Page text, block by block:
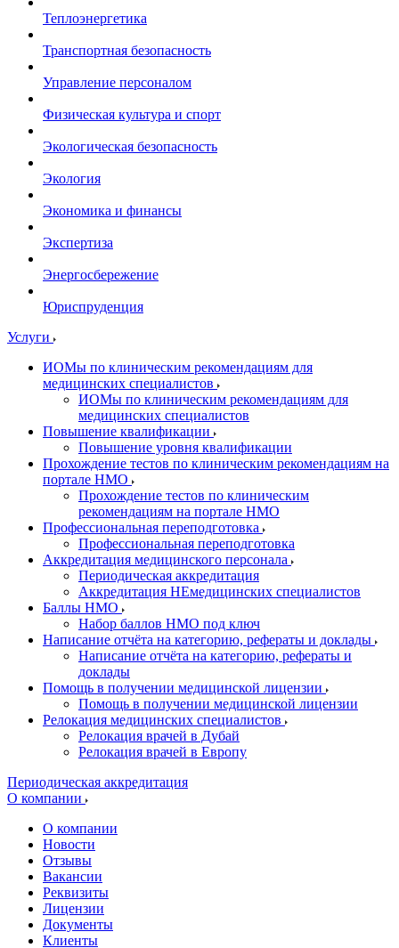
Теплоэнергетика
Транспортная безопасность
Управление персоналом
Физическая культура и спорт
Экологическая безопасность
Экология
Экономика и финансы
Экспертиза
Энергосбережение
Юриспруденция
Услуги
ИОМы по клиническим рекомендациям для
медицинских специалистов
ИОМы по клиническим рекомендациям для
медицинских специалистов
Повышение квалификации
Повышение уровня квалификации
Прохождение тестов по клиническим рекомендациям на
портале НМО
Прохождение тестов по клиническим
рекомендациям на портале НМО
Профессиональная переподготовка
Профессиональная переподготовка
Аккредитация медицинского персонала
Периодическая аккредитация
Аккредитация НЕмедицинских специалистов
Баллы НМО
Набор баллов НМО под ключ
Написание отчёта на категорию, рефераты и доклады
Написание отчёта на категорию, рефераты и
доклады
Помощь в получении медицинской лицензии
Помощь в получении медицинской лицензии
Релокация медицинских специалистов
Релокация врачей в Дубай
Релокация врачей в Европу
Периодическая аккредитация
О компании
О компании
Новости
Отзывы
Вакансии
Реквизиты
Лицензии
Документы
Клиенты